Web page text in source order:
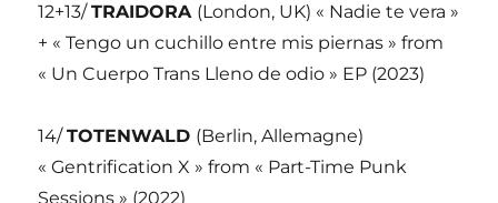
12+13/TRAIDORA (London, UK) « Nadie te vera »
+ « Tengo un cuchillo entre mis piernas » from
« Un Cuerpo Trans Lleno de odio » EP (2023)
14/TOTENWALD (Berlin, Allemagne)
« Gentrification X » from « Part-Time Punk
Sessions » (2022)